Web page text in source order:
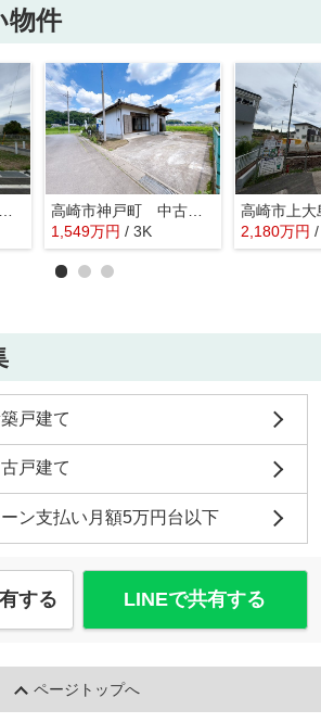
物件
新築住宅
高崎市神戸町 中古住宅
1,549万円 / 3K 2,180万円
戸建て
戸建て
ーン支払い月額5万円台以下
する LINEで共有する
ページトップへ